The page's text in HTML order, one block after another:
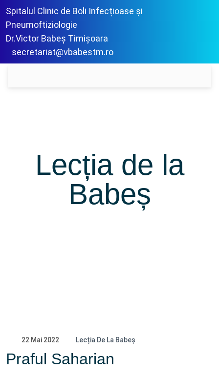
Spitalul Clinic de Boli Infecțioase și
Pneumoftiziologie
Dr.Victor Babeș Timișoara
secretariat@vbabestm.ro
Lecția de la
Babeș
22 Mai 2022 Lecția De La Babeș
Praful Saharian